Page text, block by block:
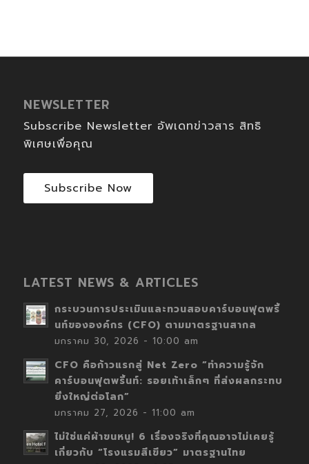
NEWSLETTER
Subscribe Newsletter อัพเดทข่าวสาร สิทธิ
พิเศษเพื่อคุณ
Subscribe Now
LATEST NEWS & ARTICLES
กระบวนการประเมินและทวนสอบคาร์บอนฟุตพริ้
นท์ขององค์กร (CFO) ตามมาตรฐานสากล
มกราคม 30, 2026 - 10:00 am
CFO คือก้าวแรกสู่ Net Zero “ทำความรู้จัก
คาร์บอนฟุตพริ้นท์: รอยเท้าเล็กๆ ที่ส่งผลกระทบ
ยิ่งใหญ่ต่อโลก”
มกราคม 27, 2026 - 11:00 am
ไม่ใช่แค่ผ้าขนหนู! 6 เรื่องจริงที่คุณอาจไม่เคยรู้
เกี่ยวกับ “โรงแรมสีเขียว” มาตรฐานไทย